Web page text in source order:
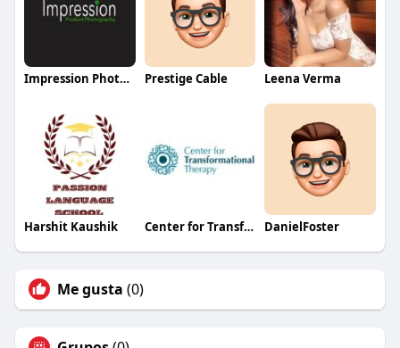
Impression Photography Prestige Cable Leena Verma
Harshit Kaushik Center for Transformational Therapy DanielFoster
Me gusta (0)